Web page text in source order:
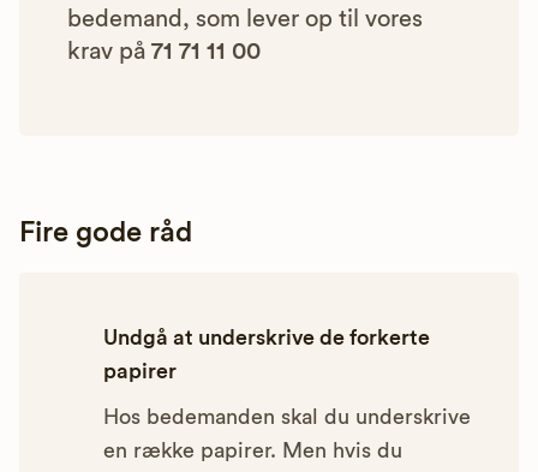
bedemand, som lever op til vores
krav på 71 71 11 00
Fire gode råd
Undgå at underskrive de forkerte
papirer
Hos bedemanden skal du underskrive
en række papirer. Men hvis du